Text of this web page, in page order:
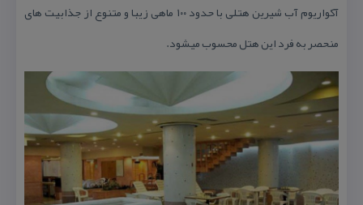
آكواریوم آب شیرین هتلی با حدود ۱۰۰ ماهی زیبا و متنوع از جذابیت های
منحصر به فرد این هتل محسوب میشود.